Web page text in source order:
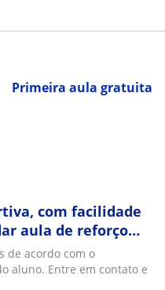
Primeira aula gratuita
com facilidade
aula de reforço
de acordo com o
aluno. Entre em contato e